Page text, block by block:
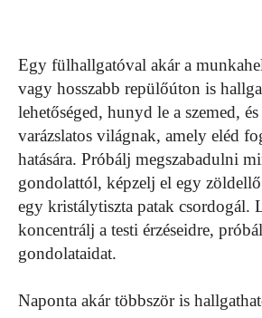
Egy fülhallgatóval akár a
vagy hosszabb repülőúton is
lehetőséged, hunyd le a szemed,
varázslatos világnak, amely eléd
hatására. Próbálj megszabadulni
gondolattól, képzelj el egy
egy kristálytiszta patak csordogál.
koncentrálj a testi érzéseidre,
gondolataidat.
Naponta akár többször is